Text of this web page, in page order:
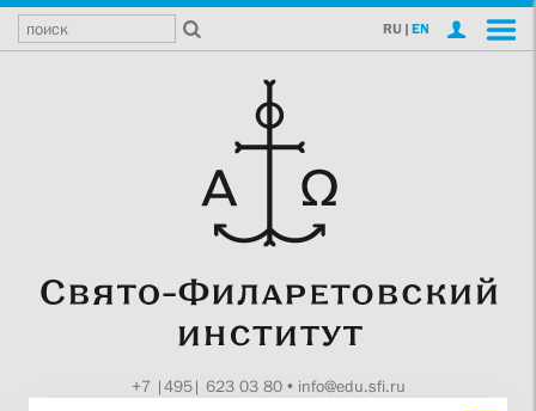
RU | EN
+7 |495| 623 03 80• info@edu.sfi.ru